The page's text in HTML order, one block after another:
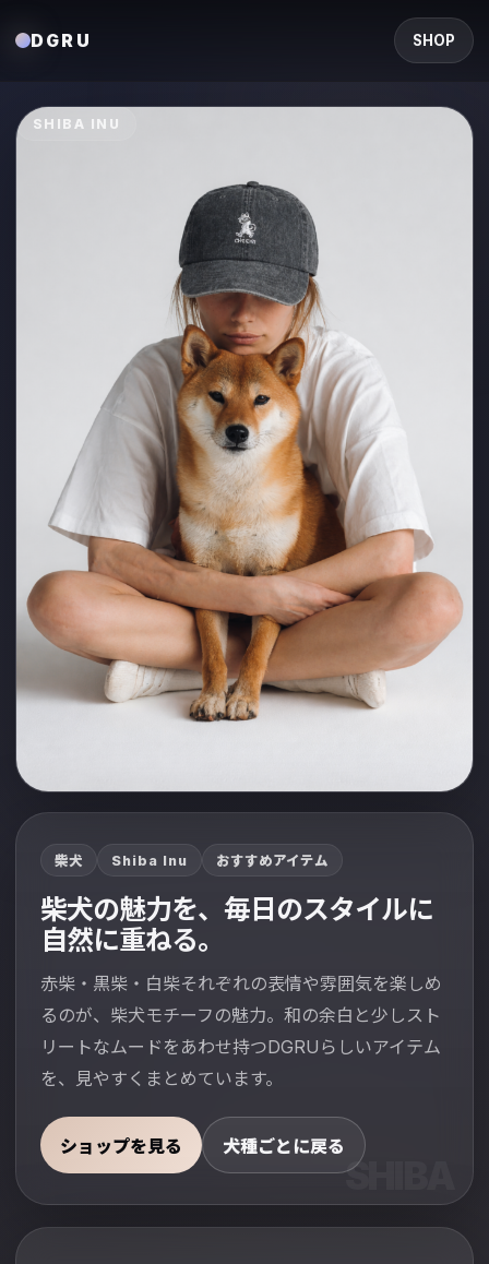
DGRU SHOP
SHIBA INU
自分の愛犬から、
選ぶ。
柴犬らしい凛とした表情や、日常になじむ空気感ま
で含めて選べるページです。服・バッグ・小物を、
写真を見ながら自然に選べる構成に整えました。
柴犬 Shiba Inu おすすめアイテム
柴犬の魅力を、毎日のスタイルに
自然に重ねる。
赤柴・黒柴・白柴それぞれの表情や雰囲気を楽しめ
るのが、柴犬モチーフの魅力。和の余白と少しスト
リートなムードをあわせ持つDGRUらしいアイテム
を、見やすくまとめています。
ショップを見る 犬種ごとに戻る